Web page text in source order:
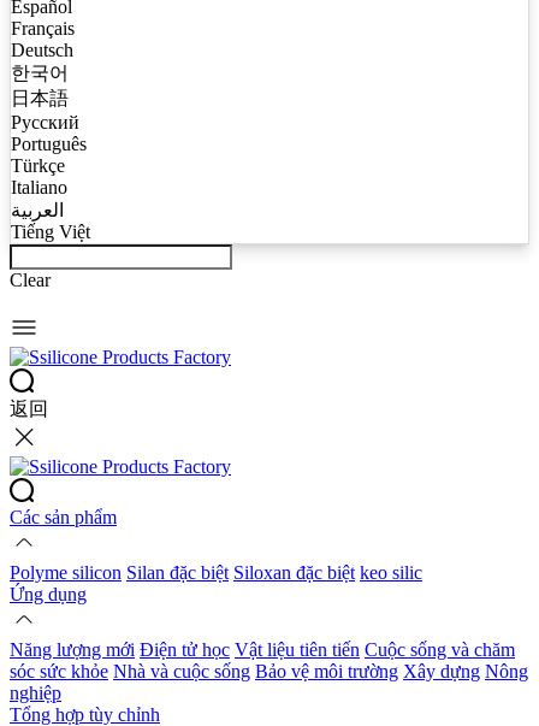
Español
Français
Deutsch
한국어
日本語
Русский
Português
Türkçe
Italiano
العربية
Tiếng Việt
Clear
返回
Các sản phẩm
Polyme silicon Silan đặc biệt Siloxan đặc biệt keo silic
Ứng dụng
Năng lượng mới Điện tử học Vật liệu tiên tiến Cuộc sống và chăm
sóc sức khỏe Nhà và cuộc sống Bảo vệ môi trường Xây dựng Nông
nghiệp
Tổng hợp tùy chỉnh